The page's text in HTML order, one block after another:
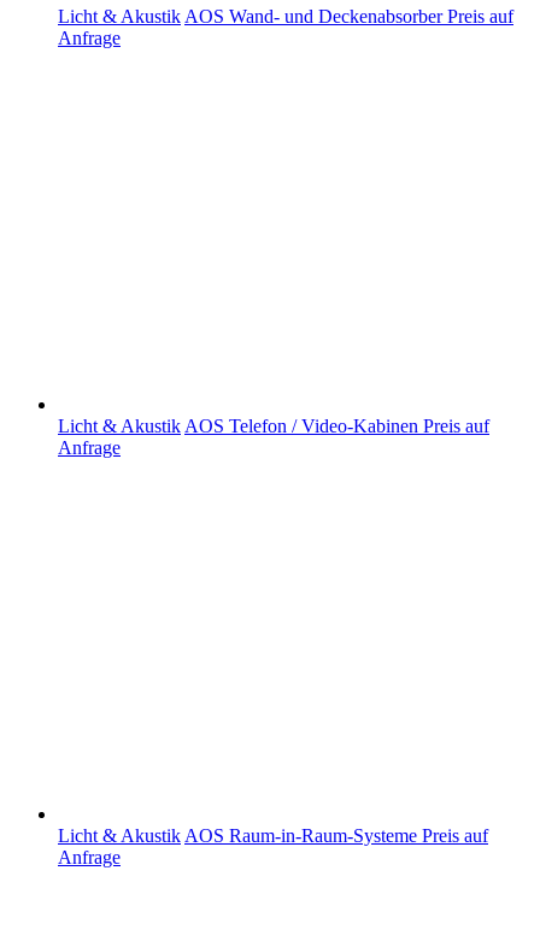
Licht & Akustik AOS Wand- und Deckenabsorber Preis auf
Anfrage
Licht & Akustik AOS Telefon / Video-Kabinen Preis auf
Anfrage
Licht & Akustik AOS Raum-in-Raum-Systeme Preis auf
Anfrage